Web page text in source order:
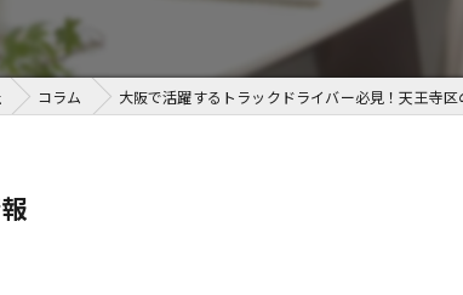
コラム 大阪で活躍するトラックドライバー必見！天王寺